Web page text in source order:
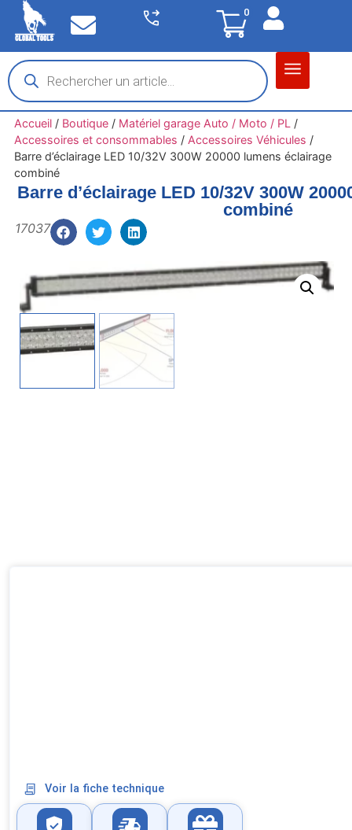
0
Accueil/ Boutique/ Matériel garage Auto / Moto / PL /
Accessoires et consommables / Accessoires Véhicules /
Barre d’éclairage LED 10/32V 300W 20000 lumens éclairage
combiné
Barre d’éclairage LED 10/32V 300W
combiné
17037
Voir la fiche technique